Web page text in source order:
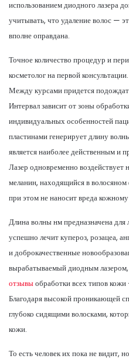
использованием диодного лазера
учитывать, что удаление волос —
вполне оправдана.
Точное количество процедур и
косметолог на первой
Между курсами придется
Интервал зависит от зоны
индивидуальных особенностей
пластинами генерирует длину
является наиболее действенным и
Лазер одновременно
меланин, находящийся в волосяном
при этом не наносит вреда
Длина волны нм предназначена
успешно лечит купероз, розацеа,
и доброкачественные
вырабатываемый диодным
отзывыобработки всех типов
Благодаря высокой проникающей
глубоко сидящими волосками,
кожи.
То есть человек их пока не видит,